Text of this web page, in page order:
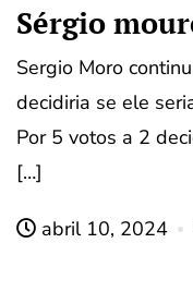
Sérgio
Sergio Moro
decidiria se ele
Por 5 votos a 2
[…]
abril 10, 2024